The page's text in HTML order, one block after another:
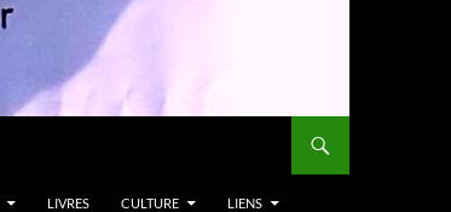
LIVRES CULTURE LIENS